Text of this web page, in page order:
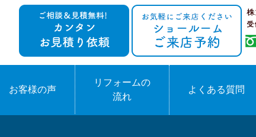
お客様の声
リフォームの
流れ
よくある質問